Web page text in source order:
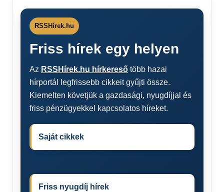
RSSHírek.hu
Friss hírek egy helyen
Az RSSHírek.hu hírkereső több hazai
hírportál legfrissebb cikkeit gyűjti össze.
Kiemelten követjük a gazdasági, nyugdíjjal és
friss pénzügyekkel kapcsolatos híreket.
Saját cikkek
Friss nyugdíj hírek